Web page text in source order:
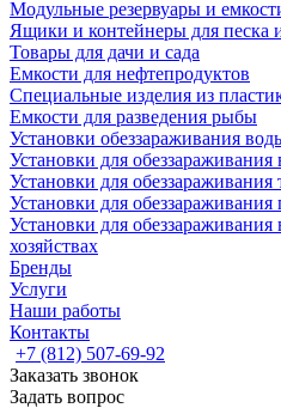
Модульные резервуары и
Ящики и контейнеры для песка
Товары для дачи и сада
Емкости для нефтепродуктов
Специальные изделия из
Емкости для разведения рыбы
Установки обеззараживания
Установки для обеззараживания
Установки для
Установки для
Установки для
хозяйствах
Бренды
Услуги
Наши работы
Контакты
+7 (812) 507-69-92
Заказать звонок
Задать вопрос